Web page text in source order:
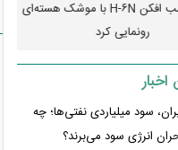
چین از بمب افکن H-۶N با موشک هسته‌ای
رونمایی کرد
سود میلیاردی نفتی‌ها؛ چه
انرژی سود می‌برند؟